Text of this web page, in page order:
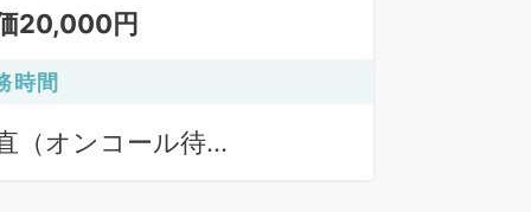
20,000円
時間
（オンコール待